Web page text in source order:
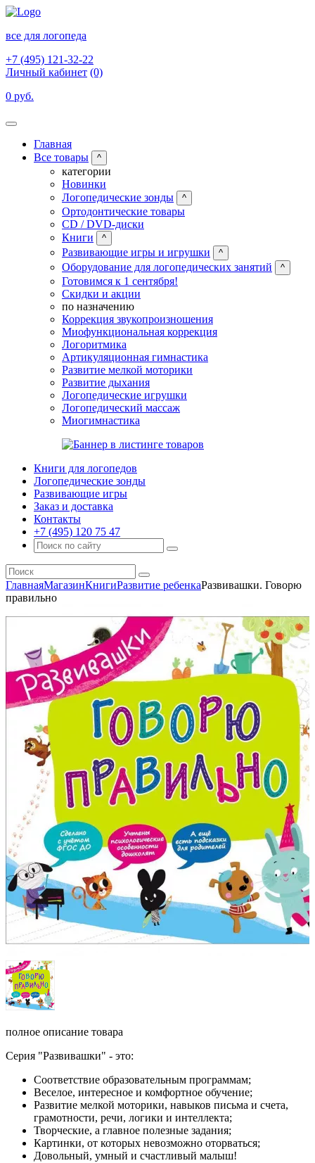
все для логопеда
+7 (495) 121-32-22
Личный кабинет (0)
0 руб.
Главная
Все товары
^
категории
Новинки
Логопедические зонды
^
Ортодонтические товары
CD / DVD-диски
Книги
^
Развивающие игры и игрушки ^
Оборудование для логопедических занятий ^
Готовимся к 1 сентября!
Скидки и акции
по назначению
Коррекция звукопроизношения
Миофункциональная коррекция
Логоритмика
Артикуляционная гимнастика
Развитие мелкой моторики
Развитие дыхания
Логопедические игрушки
Логопедический массаж
Миогимнастика
Книги для логопедов
Логопедические зонды
Развивающие игры
Заказ и доставка
Контакты
+7 (495) 120 75 47
ГлавнаяМагазинКнигиРазвитие ребенкаРазвивашки. Говорю
правильно
полное описание товара
Серия "Развивашки" - это:
Соответствие образовательным программам;
Веселое, интересное и комфортное обучение;
Развитие мелкой моторики, навыков письма и счета,
грамотности, речи, логики и интеллекта;
Творческие, а главное полезные задания;
Картинки, от которых невозможно оторваться;
Довольный, умный и счастливый малыш!